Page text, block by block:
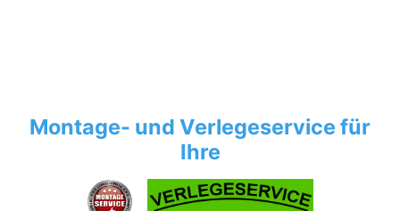
Montage- und Verlegeservice für
Ihre